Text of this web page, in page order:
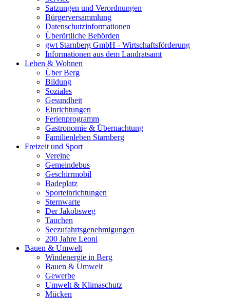
Satzungen und Verordnungen
Bürgerversammlung
Datenschutzinformationen
Überörtliche Behörden
gwt Starnberg GmbH - Wirtschaftsförderung
Informationen aus dem Landratsamt
Leben & Wohnen
Über Berg
Bildung
Soziales
Gesundheit
Einrichtungen
Ferienprogramm
Gastronomie & Übernachtung
Familienleben Starnberg
Freizeit und Sport
Vereine
Gemeindebus
Geschirrmobil
Badeplatz
Sporteinrichtungen
Sternwarte
Der Jakobsweg
Tauchen
Seezufahrtsgenehmigungen
200 Jahre Leoni
Bauen & Umwelt
Windenergie in Berg
Bauen & Umwelt
Gewerbe
Umwelt & Klimaschutz
Mücken